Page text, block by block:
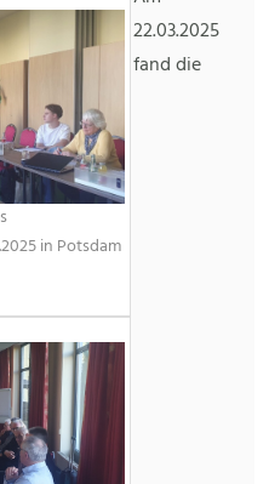
in Potsdam
22.03.2025
fand die